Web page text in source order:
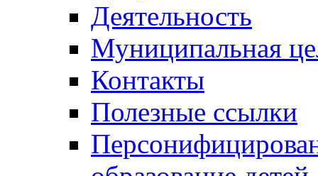
Деятельность
Муниципальная
Контакты
Полезные ссылки